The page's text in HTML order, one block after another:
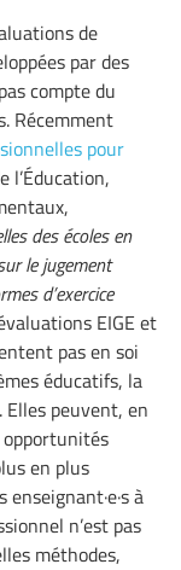
de
par des
compte du
Récemment
pour
l’Éducation,
des écoles en
le jugement
d’exercice
EIGE et
pas en soi
éducatifs, la
Elles peuvent, en
en plus
à
n’est pas
méthodes,